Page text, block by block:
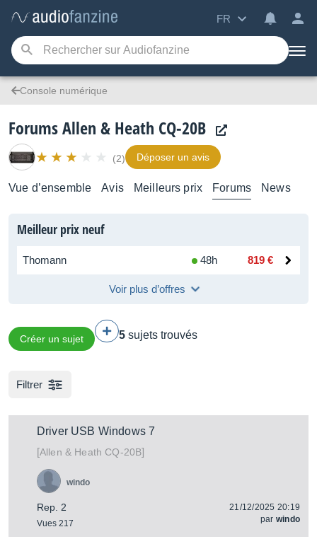
FR
Console numérique
Forums Allen & Heath CQ-20B
(2) Déposer un avis
Vue d’ensemble Avis Meilleurs prix Forums News
Meilleur prix neuf
Thomann 48h 819 €
Voir plus d’offres
Créer un sujet 5 sujets trouvés
Filtrer
Driver USB Windows 7
[Allen & Heath CQ-20B]
Rep. 2
Vues 217
windo
21/12/2025 20:19
par windo